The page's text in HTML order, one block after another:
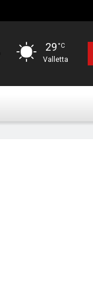
29°C
Valletta